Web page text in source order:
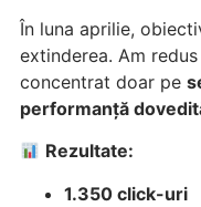
În luna aprilie,
extinderea. Am
concentrat doar pe
performanță
Rezultate:
1.350 click-uri